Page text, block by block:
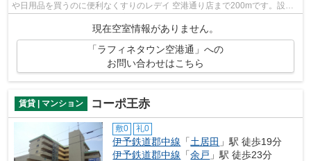
や日用品を買うのに便利なくすりのレデイ 空港通り店まで200mです。設備
現在空室情報がありません。
「ラフィネタウン空港通」への
お問い合わせはこちら
賃貸 | マンション コーポ王赤
敷0 礼0
伊予鉄道郡中線 「土居田 」駅 徒歩19分
伊予鉄道郡中線 「余戸 」駅 徒歩23分